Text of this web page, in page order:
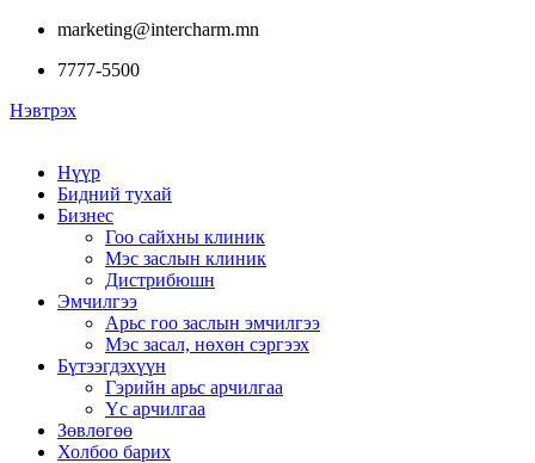
marketing@intercharm.mn
7777-5500
Нэвтрэх
Нүүр
Бидний тухай
Бизнес
Гоо сайхны клиник
Мэс заслын клиник
Дистрибюшн
Эмчилгээ
Арьс гоо заслын эмчилгээ
Мэс засал, нөхөн сэргээх
Бүтээгдэхүүн
Гэрийн арьс арчилгаа
Үс арчилгаа
Зөвлөгөө
Холбоо барих